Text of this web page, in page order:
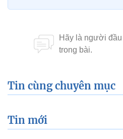
Tin cùng chuyên mục
Tin mới